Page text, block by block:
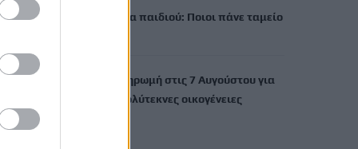
Έκτακτο επίδομα παιδιού: Ποιοι πάνε ταμείο
ΟΠΕΚΑ: Νέα πληρωμή στις 7 Αυγούστου για
τρίτεκνες και πολύτεκνες οικογένειες